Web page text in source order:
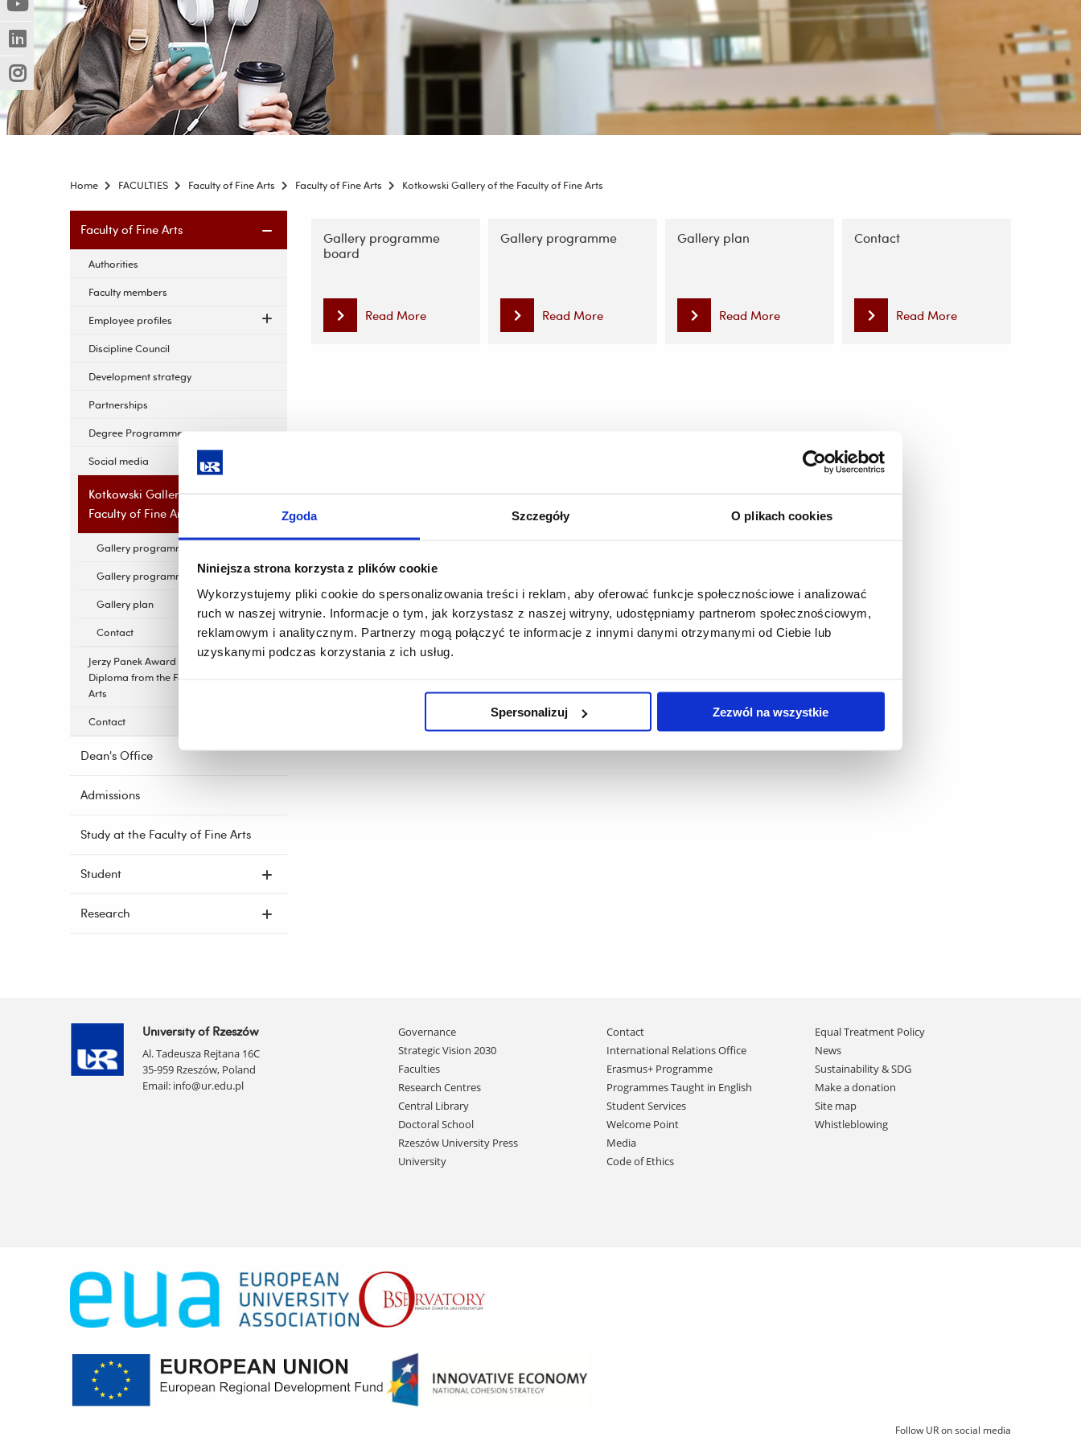
Zgoda Szczegóły O plikach cookies
Niniejsza strona korzysta z plików cookie
Wykorzystujemy pliki cookie do spersonalizowania treści i reklam, aby oferować funkcje społecznościowe i analizować
ruch w naszej witrynie. Informacje o tym, jak korzystasz z naszej witryny, udostępniamy partnerom społecznościowym,
reklamowym i analitycznym. Partnerzy mogą połączyć te informacje z innymi danymi otrzymanymi od Ciebie lub
uzyskanymi podczas korzystania z ich usług.
Spersonalizuj Zezwól na wszystkie
innej
strony)
(Nowe
okno)
(Link
do
innej
strony)
(Nowe
okno)
(Link
do
innej
strony)
(Nowe
okno)
(Link
do
innej
strony)
Home FACULTIES Faculty of Fine Arts Faculty of Fine Arts Kotkowski Gallery of the Faculty of Fine Arts
Skip
navigation
Faculty of Fine Arts
Authorities
Faculty members
Employee profiles
Discipline Council
Development strategy
Partnerships
Degree Programmes
Social media
Kotkowski Gallery of the
Faculty of Fine Arts
Gallery programme board
Gallery programme
Gallery plan
Contact
Jerzy Panek Award for the Best
Diploma from the Faculty of Fine
Arts
Contact
Dean's Office
Admissions
Study at the Faculty of Fine Arts
Student
Research
navigation
Gallery programme
board
Read More
Gallery programme
Read More
Gallery plan
Read More
Contact
Read More
University of Rzeszów
Al. Tadeusza Rejtana 16C
35-959 Rzeszów, Poland
Email: info@ur.edu.pl
Skip
navigation
Governance
Strategic Vision 2030
Faculties
Research Centres
Central Library
Doctoral School
Rzeszów University Press
University
Contact
International Relations Office
Erasmus+ Programme
Programmes Taught in English
Student Services
Welcome Point
Media
Code of Ethics
Equal Treatment Policy
News
Sustainability & SDG
Make a donation
Site map
Whistleblowing
Follow UR on social media